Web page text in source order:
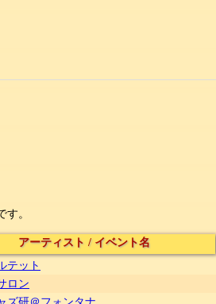
。
アーティスト / イベント名
テット
ロン